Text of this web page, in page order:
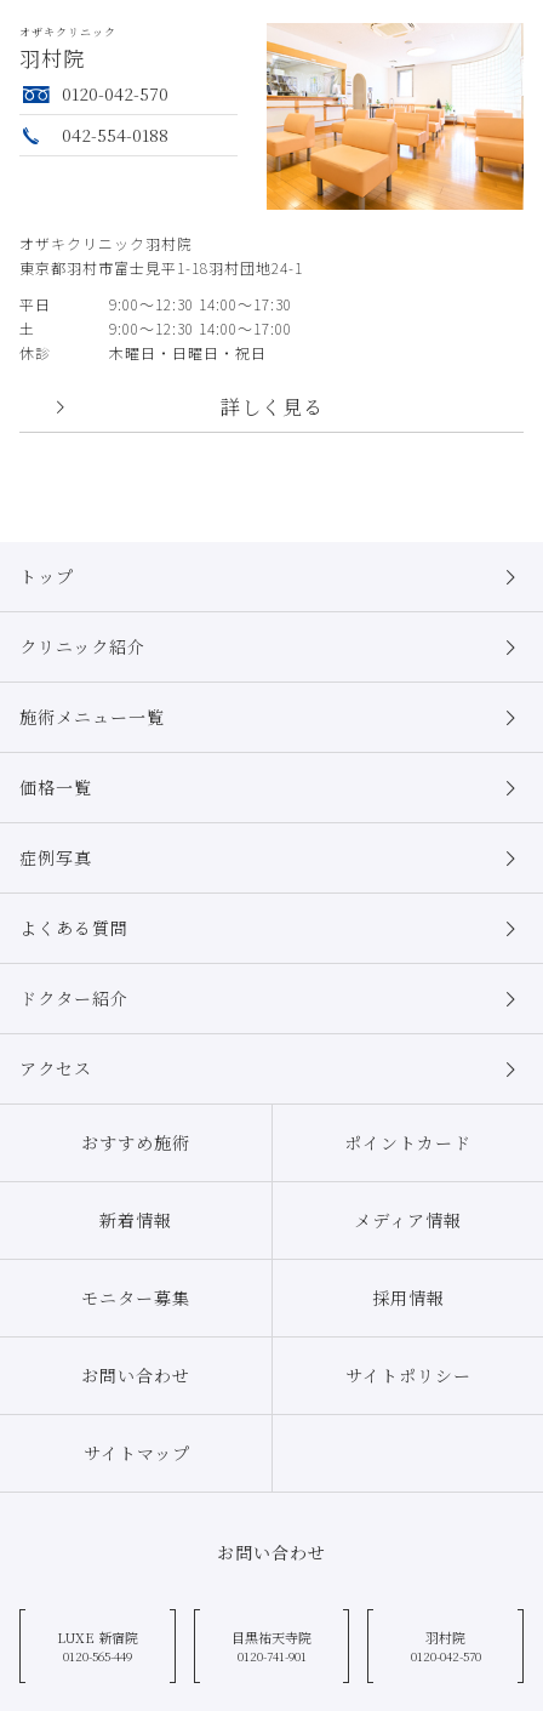
オザキクリニック
羽村院
0120-042-570
042-554-0188
オザキクリニック羽村院
東京都羽村市富士見平1-18羽村団地24-1
平日
9:00〜12:30 14:00〜17:30
土
9:00〜12:30 14:00〜17:00
休診
木曜日・日曜日・祝日
詳しく見る
トップ
クリニック紹介
施術メニュー一覧
価格一覧
症例写真
よくある質問
ドクター紹介
アクセス
おすすめ施術 ポイントカード
新着情報 メディア情報
モニター募集 採用情報
お問い合わせ サイトポリシー
サイトマップ
お問い合わせ
LUXE 新宿院
0120-565-449
目黒祐天寺院
0120-741-901
羽村院
0120-042-570